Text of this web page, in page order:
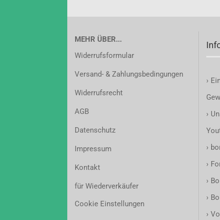
MEHR ÜBER...
Widerrufsformular
Versand- & Zahlungsbedingungen
Widerrufsrecht
AGB
Datenschutz
Impressum
Kontakt
für Wiederverkäufer
Cookie Einstellungen
›
›
›
›
›
›
›